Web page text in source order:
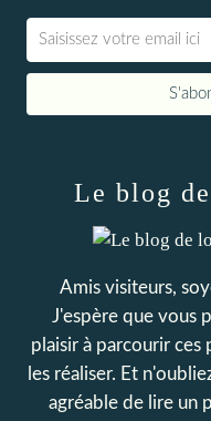
Le blog
Amis visiteurs,
J'espère que vous
plaisir à parcourir ces
les réaliser. Et
agréable de lire un